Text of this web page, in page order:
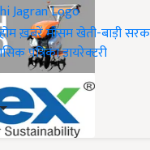
होमख़बरेंमौसमखेती-बाड़ी
पत्रिकाडायरेक्टरी